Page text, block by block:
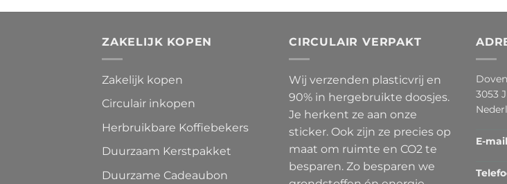
cadeaukaart
Ecomondo
goed
en
wasstrips
ZAKELIJK KOPEN
Zakelijk kopen
Circulair inkopen
Herbruikbare Koffiebekers
Duurzaam Kerstpakket
Duurzame Cadeaubon
CIRCULAIR VERPAKT
Wij verzenden plasticvrij en
90% in hergebruikte doosjes.
Je herkent ze aan onze
sticker. Ook zijn ze precies op
maat om ruimte en CO2 te
besparen. Zo besparen we
3053
E-